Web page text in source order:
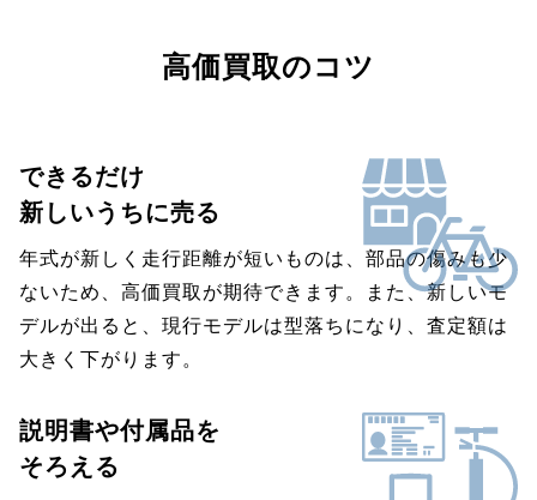
高価買取のコツ
できるだけ
新しいうちに売る
年式が新しく走行距離が短いものは、部品の傷みも少
ないため、高価買取が期待できます。また、新しいモ
デルが出ると、現行モデルは型落ちになり、査定額は
大きく下がります。
説明書や付属品を
そろえる